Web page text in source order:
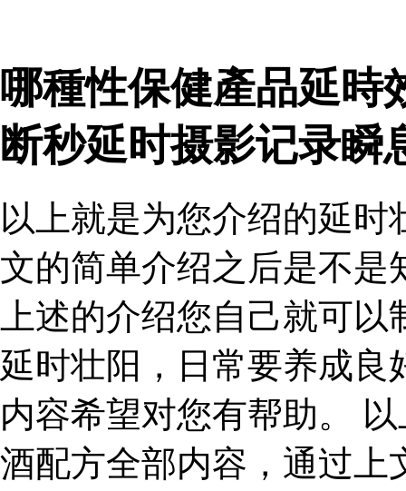
哪種性保健產品延時
断秒延时摄影记录瞬
以上就是为您介绍的延
文的简单介绍之后是不是
上述的介绍您自己就可
延时壮阳，日常要养成良
内容希望对您有帮助。
酒配方全部内容，通过上